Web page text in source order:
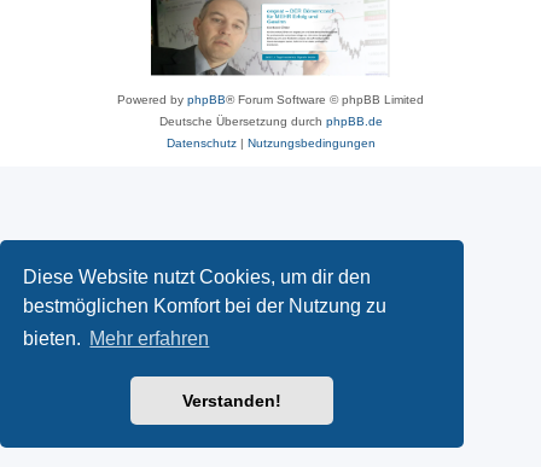
Diese Website nutzt Cookies, um dir den
bestmöglichen Komfort bei der Nutzung zu
bieten. Mehr erfahren
Verstanden!
Powered by phpBB® Forum Software © phpBB Limited
Deutsche Übersetzung durch phpBB.de
Datenschutz| Nutzungsbedingungen